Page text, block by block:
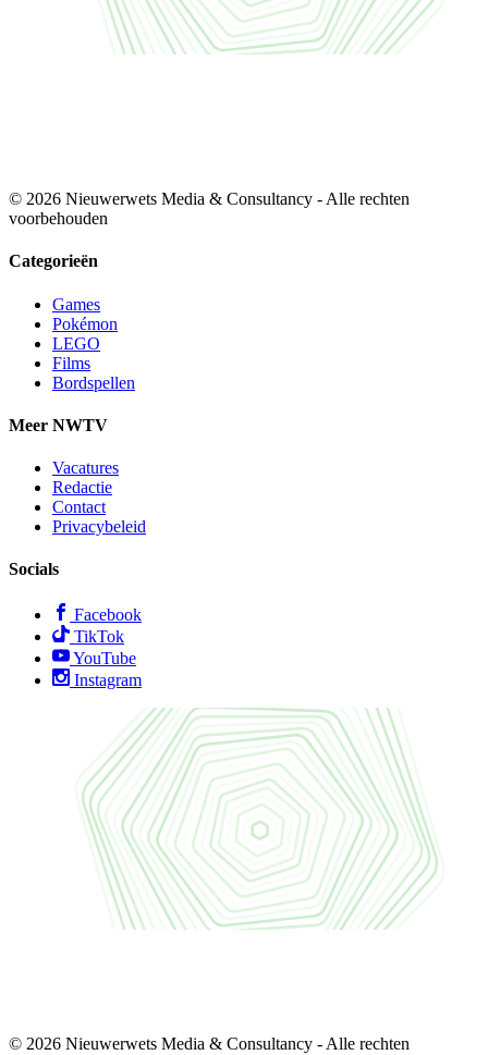
© 2026 Nieuwerwets Media & Consultancy - Alle rechten
voorbehouden
Categorieën
Games
Pokémon
LEGO
Films
Bordspellen
Meer NWTV
Vacatures
Redactie
Contact
Privacybeleid
Socials
Facebook
TikTok
YouTube
Instagram
© 2026 Nieuwerwets Media & Consultancy - Alle rechten